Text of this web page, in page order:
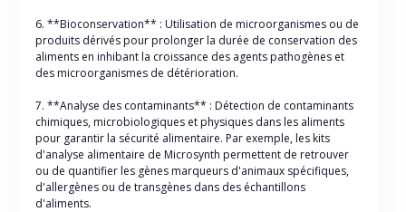
6. **Bioconservation** : Utilisation de microorganismes ou de
produits dérivés pour prolonger la durée de conservation des
aliments en inhibant la croissance des agents pathogènes et
des microorganismes de détérioration.
7. **Analyse des contaminants** : Détection de contaminants
chimiques, microbiologiques et physiques dans les aliments
pour garantir la sécurité alimentaire. Par exemple, les kits
d'analyse alimentaire de Microsynth permettent de retrouver
ou de quantifier les gènes marqueurs d'animaux spécifiques,
d'allergènes ou de transgènes dans des échantillons
d'aliments.